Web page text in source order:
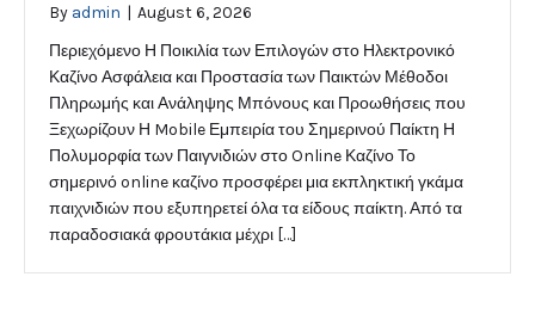
By admin | August 6, 2026
Περιεχόμενο Η Ποικιλία των Επιλογών στο Ηλεκτρονικό
Καζίνο Ασφάλεια και Προστασία των Παικτών Μέθοδοι
Πληρωμής και Ανάληψης Μπόνους και Προωθήσεις που
Ξεχωρίζουν Η Mobile Εμπειρία του Σημερινού Παίκτη Η
Πολυμορφία των Παιγνιδιών στο Online Καζίνο Το
σημερινό online καζίνο προσφέρει μια εκπληκτική γκάμα
παιχνιδιών που εξυπηρετεί όλα τα είδους παίκτη. Από τα
παραδοσιακά φρουτάκια μέχρι […]